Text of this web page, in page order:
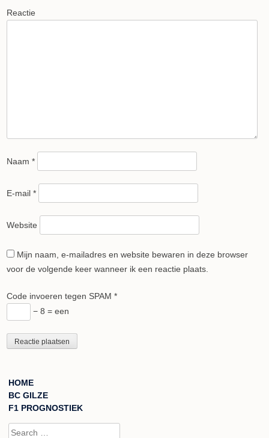
Reactie
Naam *
E-mail *
Website
Mijn naam, e-mailadres en website bewaren in deze browser
voor de volgende keer wanneer ik een reactie plaats.
Code invoeren tegen SPAM *
− 8 = een
HOME
BC GILZE
F1 PROGNOSTIEK
Search for: